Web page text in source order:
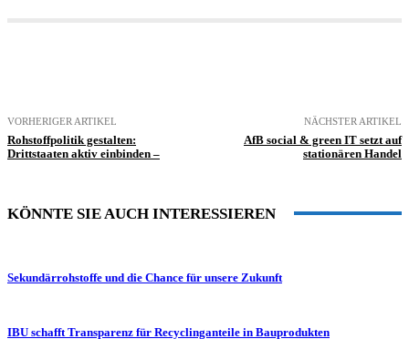
VORHERIGER ARTIKEL
Rohstoffpolitik gestalten:
Drittstaaten aktiv einbinden –
NÄCHSTER ARTIKEL
AfB social & green IT setzt auf
stationären Handel
KÖNNTE SIE AUCH INTERESSIEREN
Sekundärrohstoffe und die Chance für unsere Zukunft
IBU schafft Transparenz für Recyclinganteile in Bauprodukten